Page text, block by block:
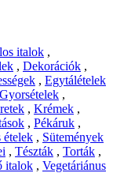
italok ,
, Dekorációk ,
, Egytálételek
Gyorsételek ,
, Krémek ,
, Pékáruk ,
ételek , Sütemények
, Tészták , Torták ,
italok , Vegetáriánus